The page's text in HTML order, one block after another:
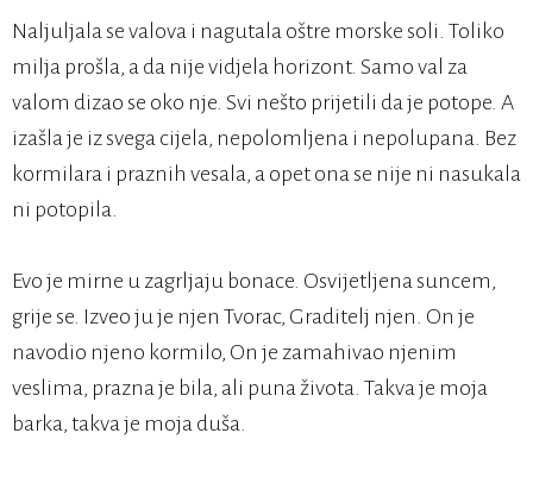
Naljuljala se valova i nagutala oštre morske soli. Toliko
milja prošla, a da nije vidjela horizont. Samo val za
valom dizao se oko nje. Svi nešto prijetili da je potope. A
izašla je iz svega cijela, nepolomljena i nepolupana. Bez
kormilara i praznih vesala, a opet ona se nije ni nasukala
ni potopila.
Evo je mirne u zagrljaju bonace. Osvijetljena suncem,
grije se. Izveo ju je njen Tvorac, Graditelj njen. On je
navodio njeno kormilo, On je zamahivao njenim
veslima, prazna je bila, ali puna života. Takva je moja
barka, takva je moja duša.